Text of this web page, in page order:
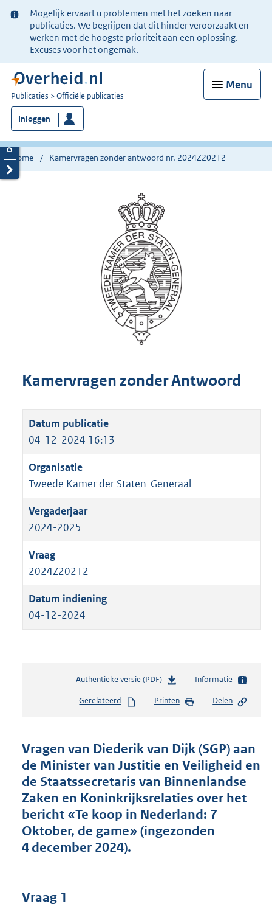
Ter
informatie:
Mogelijk ervaart u problemen met het zoeken naar
publicaties. We begrijpen dat dit hinder veroorzaakt en
werken met de hoogste prioriteit aan een oplossing.
Excuses voor het ongemak.
Menu
U
bent
nu
hier:
Publicaties Officiële publicaties
Inloggen
Home Kamervragen zonder antwoord nr. 2024Z20212
Kamervragen zonder Antwoord
04-12-2024 16:13
Tweede Kamer der Staten-Generaal
2024-2025
2024Z20212
04-12-2024
Authentieke versie (PDF)b
s
d
s
r
o
o
t
Informatie
Gerelateerd Printen Delen
Vragen van Diederik van Dijk (SGP) aan
de Minister van Justitie en Veiligheid en
de Staatssecretaris van Binnenlandse
Zaken en Koninkrijksrelaties over het
bericht «Te koop in Nederland: 7
Oktober, de game» (ingezonden
4 december 2024).
Vraag 1